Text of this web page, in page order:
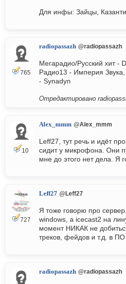
Для инфы: Зайцы,
765
radiopassazh @radiopassazh
Мегарадио/Русский хит -
Радио13 - Империя
- Synadyn
Отредактировано
10
Alex_mmm @Alex_mmm
Leff27, тут речь и идёт
сидит у микрофона. Они
мне до этого нет дела. Я
727
Leff27 @Leff27
Я тоже говорю про
windows, а icecast2 на
момент НИКАК не
треков, фейдов и т.д. в ПО
radiopassazh @radiopassazh